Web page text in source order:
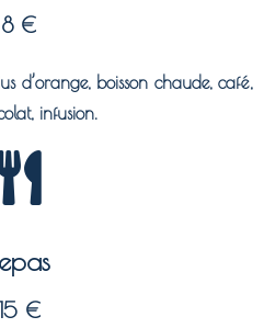
8 €
d’orange, boisson chaude, café,
infusion.
€